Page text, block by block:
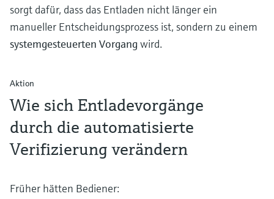
sorgt dafür, dass das Entladen nicht länger ein
manueller Entscheidungsprozess ist, sondern zu einem
systemgesteuerten Vorgangwird.
Aktion
Wie sich Entladevorgänge
durch die automatisierte
Verifizierung verändern
Früher hätten Bediener: